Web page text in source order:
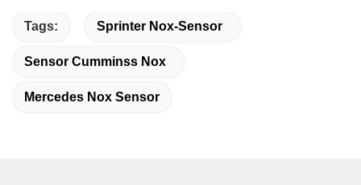
Tags: Sprinter Nox-Sensor
Sensor Cumminss Nox
Mercedes Nox Sensor